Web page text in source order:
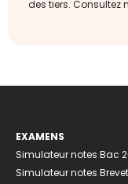
des tiers. Consultez
EXAMENS
Simulateur notes Bac
Simulateur notes